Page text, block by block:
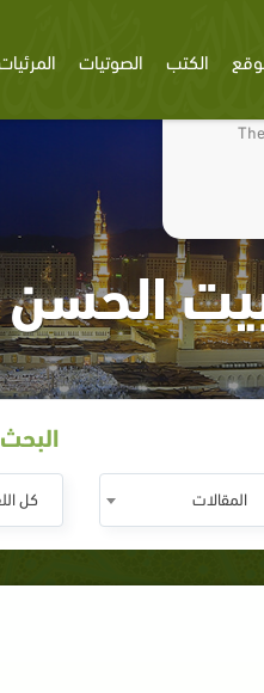
We use
الكتب الصوتيات
البحث
المقالات كل